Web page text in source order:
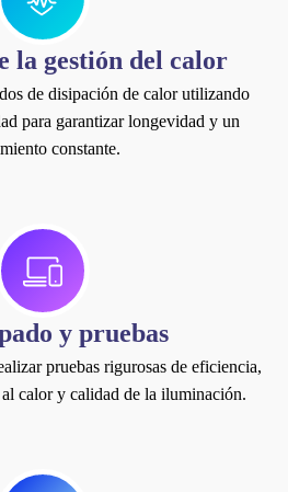
la gestión del calor
de disipación de calor utilizando
para garantizar longevidad y un
constante.
y pruebas
pruebas rigurosas de eficiencia,
calor y calidad de la iluminación.